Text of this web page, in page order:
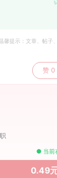
馨提示：文章、帖子
赞 0
● 当前
0.49